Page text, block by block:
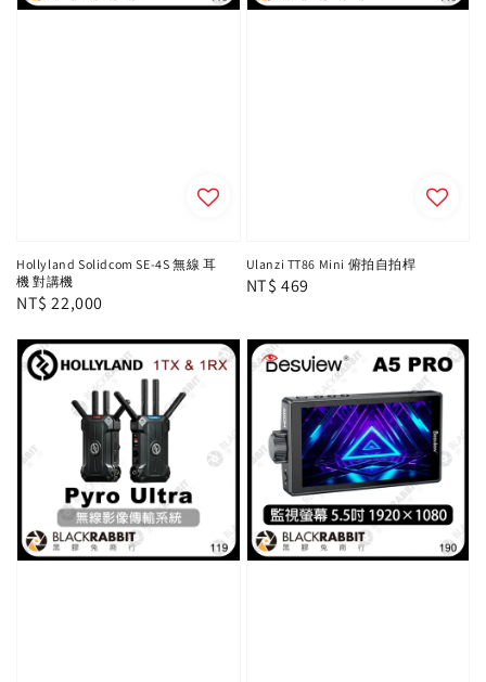
Hollyland Solidcom SE-4S 無線 耳
機 對講機
Regular
NT$ 22,000
Ulanzi TT86 Mini 俯拍自拍桿
Regular
NT$ 469